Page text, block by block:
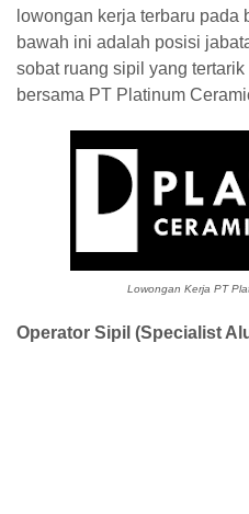
lowongan kerja terbaru pada
bawah ini adalah posisi
sobat ruang sipil yang
bersama PT Platinum
Lowongan Kerja PT
Operator Sipil (Specialist